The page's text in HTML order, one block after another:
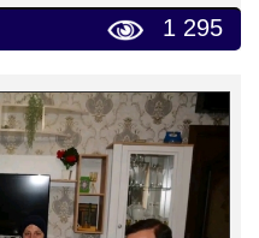
1 295